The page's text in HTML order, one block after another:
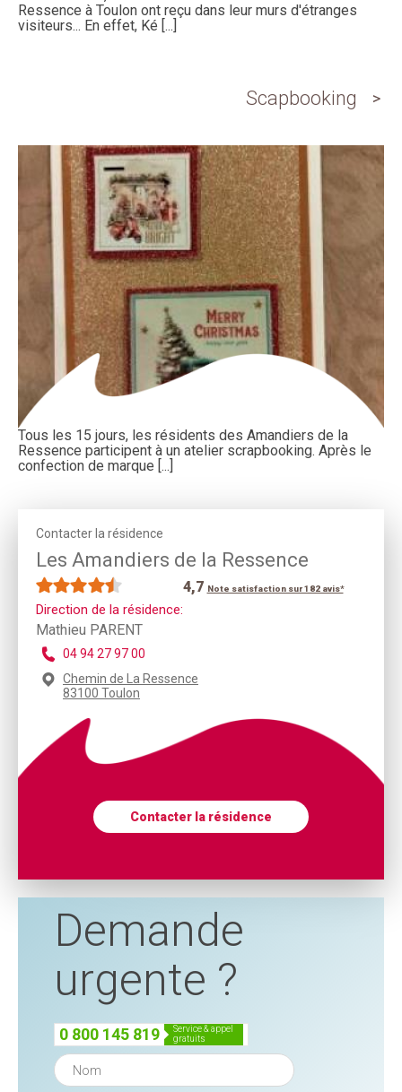
Ressence à Toulon ont reçu dans leur murs d'étranges
visiteurs... En effet, Ké [...]
Scapbooking
Tous les 15 jours, les résidents des Amandiers de la
Ressence participent à un atelier scrapbooking. Après le
confection de marque [...]
Contacter la résidence
Les Amandiers de la Ressence
4,7 Note satisfaction sur 182 avis*
Direction de la résidence:
Mathieu PARENT
04 94 27 97 00
Chemin de La Ressence
83100 Toulon
Contacter la résidence
Demande
urgente ?
0 800 145 819
service & appel
gratuits